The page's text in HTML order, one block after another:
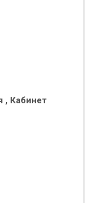
, Кабинет